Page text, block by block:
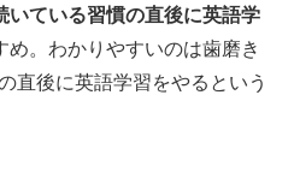
いている習慣の直後に英語学
め。わかりやすいのは歯磨き
直後に英語学習をやるという